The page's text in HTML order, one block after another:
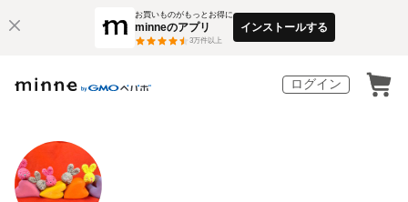
お買いものがもっとお得に
minneのアプリ
3万件以上
インストールする
ログイン